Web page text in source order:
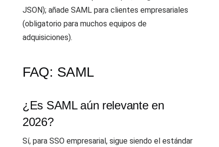
JSON); añade SAML para clientes empresariales
(obligatorio para muchos equipos de
adquisiciones).
FAQ: SAML
¿Es SAML aún relevante en
2026?
Sí, para SSO empresarial, sigue siendo el estándar